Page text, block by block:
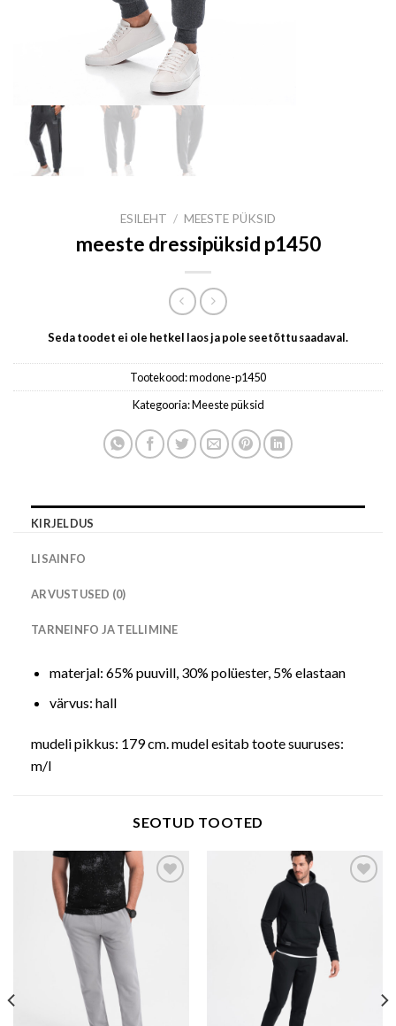
ESILEHT / MEESTE PÜKSID
meeste dressipüksid p1450
Seda toodet ei ole hetkel laos ja pole seetõttu saadaval.
Tootekood:modone-p1450
Kategooria:Meeste püksid
KIRJELDUS
LISAINFO
ARVUSTUSED (0)
TARNEINFO JA TELLIMINE
materjal: 65% puuvill, 30% polüester, 5% elastaan
värvus: hall
mudeli pikkus: 179 cm. mudel esitab toote suuruses:
m/l
SEOTUD TOOTED
Add to wishlist Add to wishlist